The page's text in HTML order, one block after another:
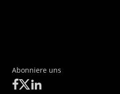
Abonniere uns